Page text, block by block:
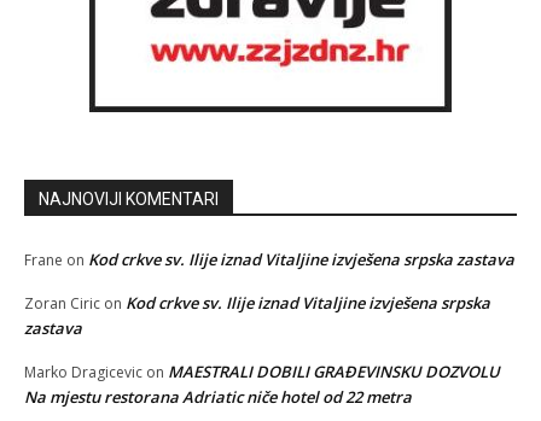
NAJNOVIJI KOMENTARI
Frane on Kod crkve sv. Ilije iznad Vitaljine izvješena srpska zastava
Zoran Ciric on Kod crkve sv. Ilije iznad Vitaljine izvješena srpska
zastava
Marko Dragicevic on MAESTRALI DOBILI GRAĐEVINSKU DOZVOLU
Na mjestu restorana Adriatic niče hotel od 22 metra